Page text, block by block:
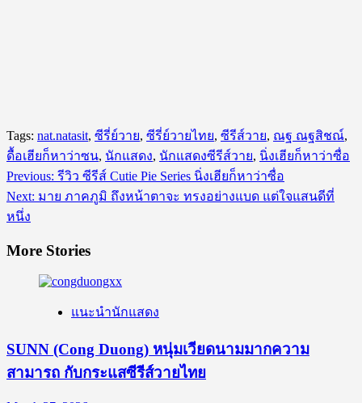
Tags: nat.natasit, ซีรี่ย์วาย, ซีรี่ย์วายไทย, ซีรีส์วาย, ณฐ ณฐสิชณ์,
ดื้อเฮียก็หาว่าซน, นักแสดง, นักแสดงซีรีส์วาย, นิ่งเฮียก็หาว่าซื่อ
Post
navigation
Previous: รีวิว ซีรีส์ Cutie Pie Series นิ่งเฮียก็หาว่าซื่อ
Next: มาย ภาคภูมิ ถึงหน้าตาจะ ทรงอย่างแบด แต่ใจแสนดีที่
หนึ่ง
More Stories
แนะนำนักแสดง
SUNN (Cong Duong) หนุ่มเวียดนามมากความ
สามารถ กับกระแสซีรีส์วายไทย